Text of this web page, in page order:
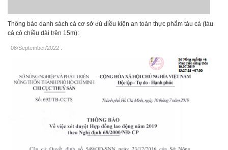
Thông báo danh sách cá cơ sở đủ điều kiện an toàn thực phẩm tàu cá (tàu
cá có chiều dài trên 15m):
08/September/2022